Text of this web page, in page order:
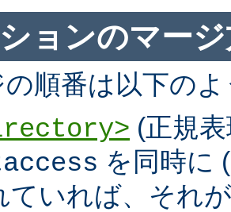
ョンのマー
の順番は以下の
(正規
を同時に (
ていれば、それ